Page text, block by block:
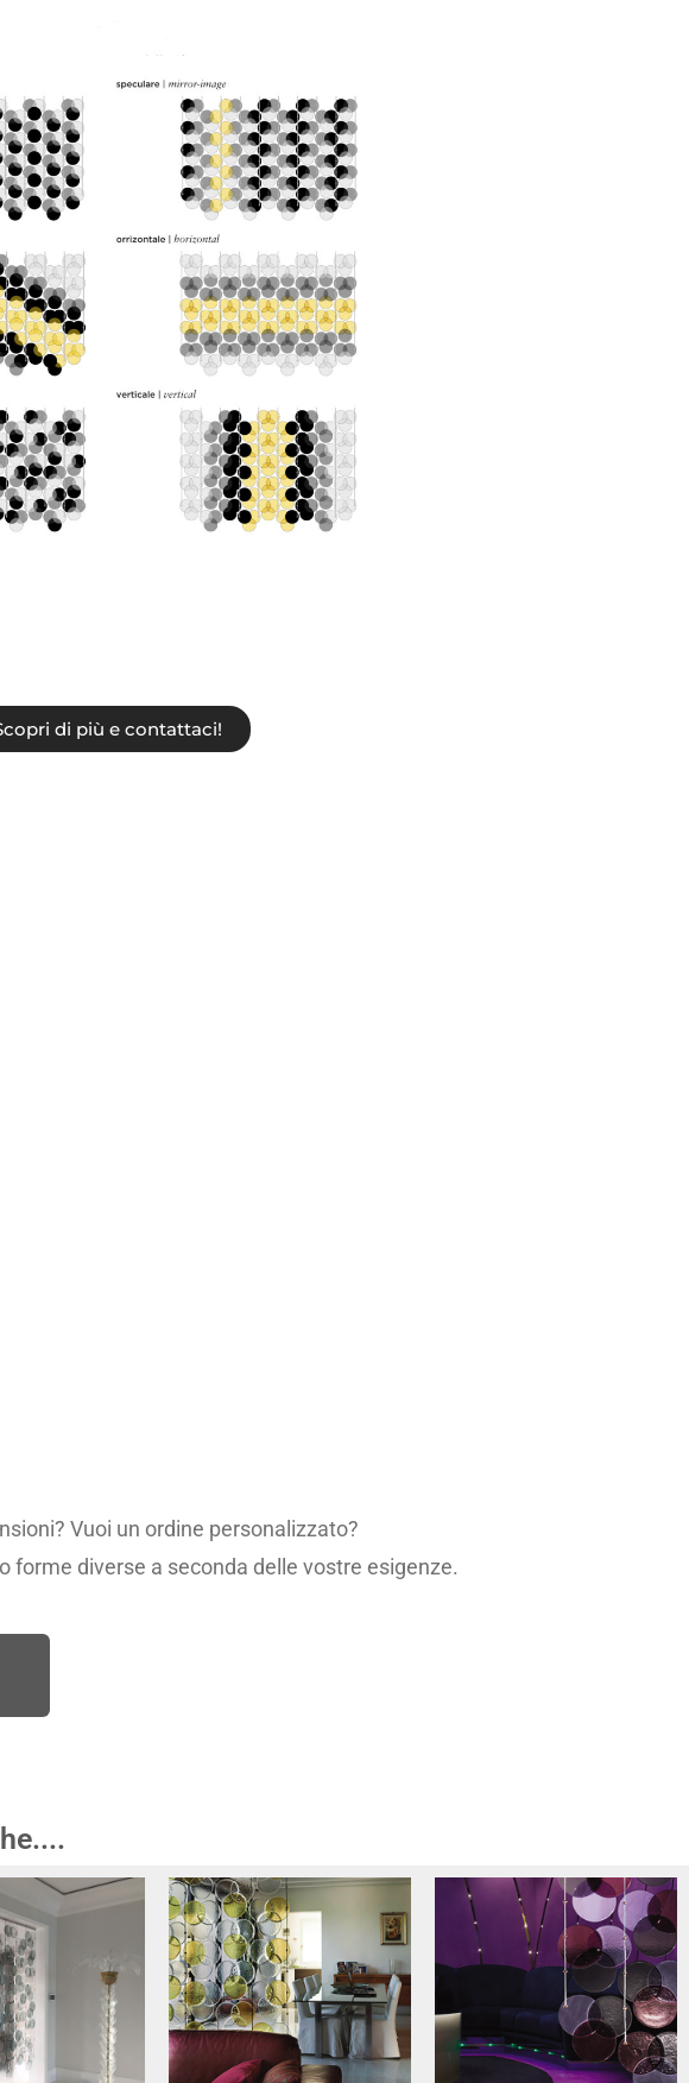
di più e contattaci!
Vuoi un ordine personalizzato?
diverse a seconda delle vostre esigenze.